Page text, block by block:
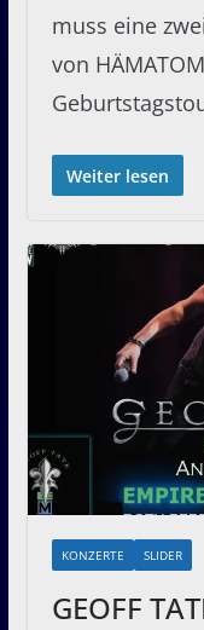
muss eine
von
Weiter lesen
KONZERTE SLIDER
GEOFF